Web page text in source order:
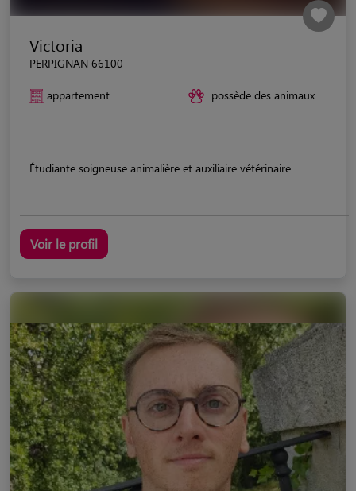
Victoria
PERPIGNAN 66100
appartement possède des animaux
Étudiante soigneuse animalière et auxiliaire vétérinaire
Voir le profil